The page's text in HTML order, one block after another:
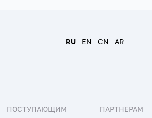
RU EN CN AR
ПОСТУПАЮЩИМ ПАРТНЕРАМ